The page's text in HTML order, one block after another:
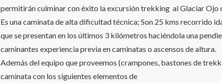
permitirán culminar con éxito la excursión trekking al Glaciar Ojo
Es una caminata de alta dificultad técnica; Son 25 kms recorrido
que se presentan en los últimos 3 kilómetros haciéndola una
caminantes experiencia previa en caminatas o ascensos de altura.
Además del equipo que proveemos (crampones, bastones de
caminata con los siguientes elementos de